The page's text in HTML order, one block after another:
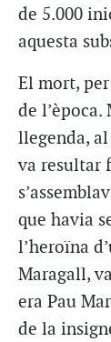
de 5.000
aquesta
El mort,
de l’època.
llegenda,
va resultar
que havia
l’heroïna
Maragall,
era Pau
de la